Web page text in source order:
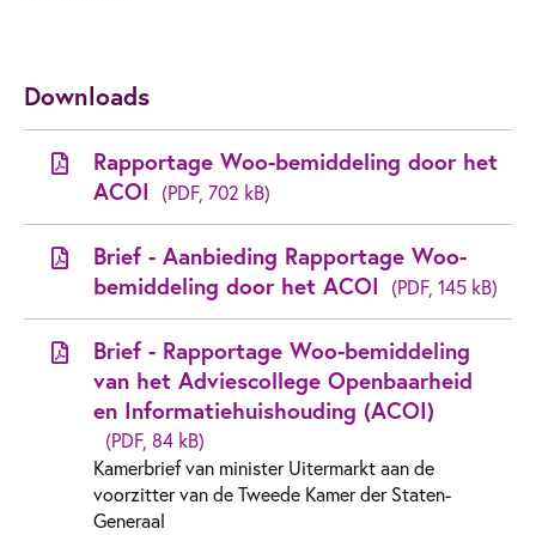
Downloads
Rapportage Woo-bemiddeling door het
ACOI
(PDF, 702 kB)
Brief - Aanbieding Rapportage Woo-
bemiddeling door het ACOI
(PDF, 145 kB)
Brief - Rapportage Woo-bemiddeling
van het Adviescollege Openbaarheid
en Informatiehuishouding (ACOI)
(PDF, 84 kB)
Kamerbrief van minister Uitermarkt aan de
voorzitter van de Tweede Kamer der Staten-
Generaal